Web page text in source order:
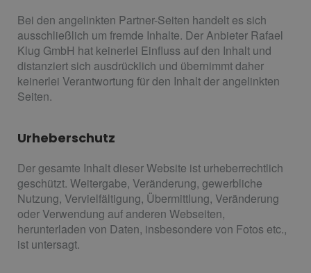
Bei den angelinkten Partner-Seiten handelt es sich
ausschließlich um fremde Inhalte. Der Anbieter Rafael
Klug GmbH hat keinerlei Einfluss auf den Inhalt und
distanziert sich ausdrücklich und übernimmt daher
keinerlei Verantwortung für den Inhalt der angelinkten
Seiten.
Urheberschutz
Der gesamte Inhalt dieser Website ist urheberrechtlich
geschützt. Weitergabe, Veränderung, gewerbliche
Nutzung, Vervielfältigung, Übermittlung, Veränderung
oder Verwendung auf anderen Webseiten,
herunterladen von Daten, insbesondere von Fotos etc.,
ist untersagt.